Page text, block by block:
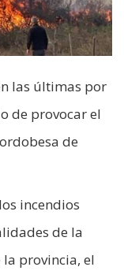
las últimas por
de provocar el
de
incendios
de la
provincia, el